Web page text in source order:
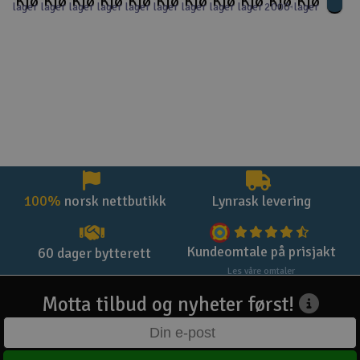
lager lager lager lager lager lager lager lager lager2000+lager
100% norsk nettbutikk Lynrask levering
60 dager bytterett Kundeomtale på prisjakt
Les våre omtaler
Motta tilbud og nyheter først!